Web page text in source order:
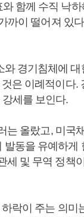
함께 수직 낙
이 떨어져 있
경기침체에
은 이례적이다.
세를 보인다.
올랐고, 미국
동을 유예하게
및 무역 정책
락이 주는 의미